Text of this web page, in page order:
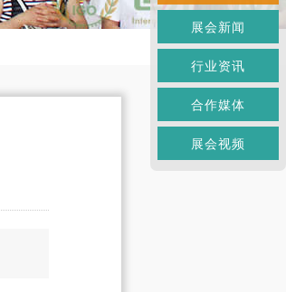
展会新闻
行业资讯
合作媒体
展会视频